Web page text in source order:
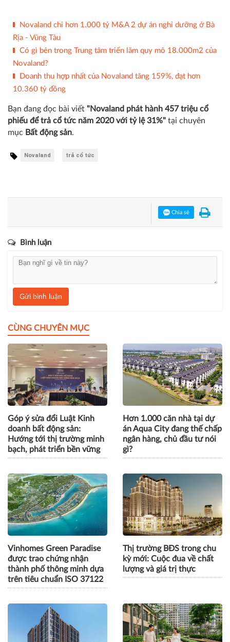
Novaland chi hơn 1.000 tỷ M&A 2 dự án nghỉ dưỡng ở Bà
Rịa - Vũng Tàu
Có gì bên trong Trung tâm triển lãm quy mô 18.000m2 của
Novaland?
Doanh thu hợp nhất của Novaland tăng 159%, đạt hơn
10.360 tỷ đồng
Bạn đang đọc bài viết "Novaland phát hành 457 triệu cổ
phiếu để trả cổ tức năm 2020 với tỷ lệ 31%" tại chuyên
mục Bất động sản.
Novaland trả cổ tức
Chia sẻ
Bình luận
Gửi bình luận
CÙNG CHUYÊN MỤC
Góp ý sửa đổi Luật Kinh
doanh bất động sản:
Hướng tới thị trường minh
bạch, phát triển bền vững
Hơn 1.000 căn nhà tại dự
án Aqua City đang thế chấp
ngân hàng, chủ đầu tư nói
gì?
Vinhomes Green Paradise
được trao chứng nhận
thành phố thông minh dựa
trên tiêu chuẩn ISO 37122
Thị trường BĐS trong chu
kỳ mới: Cuộc đua về chất
lượng và giá trị thực